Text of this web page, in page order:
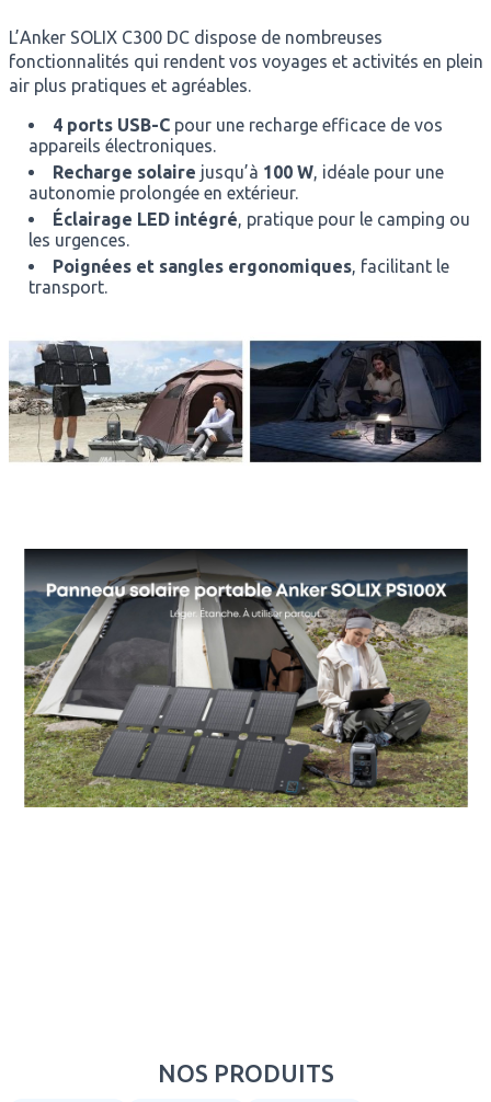
L’Anker SOLIX C300 DC dispose de nombreuses
fonctionnalités qui rendent vos voyages et activités en plein
air plus pratiques et agréables.
4 ports USB-Cpour une recharge efficace de vos
appareils électroniques.
Recharge solaire jusqu’à 100 W, idéale pour une
autonomie prolongée en extérieur.
Éclairage LED intégré, pratique pour le camping ou
les urgences.
Poignées et sangles ergonomiques, facilitant le
transport.
NOS PRODUITS